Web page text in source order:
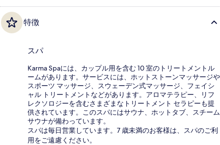
特徴
スパ
Karma Spaには、カップル用を含む 10 室のトリートメントル
ームがあります。サービスには、ホットストーンマッサージや
スポーツ マッサージ、スウェーデン式マッサージ、フェイシ
ャル トリートメントなどがあります。アロマテラピー、リフ
レクソロジーを含むさまざまなトリートメント セラピーも提
供されています。このスパにはサウナ、ホットタブ、スチーム
サウナが備わっています。
スパは毎日営業しています。7 歳未満のお客様は、スパのご利
用をご遠慮ください。